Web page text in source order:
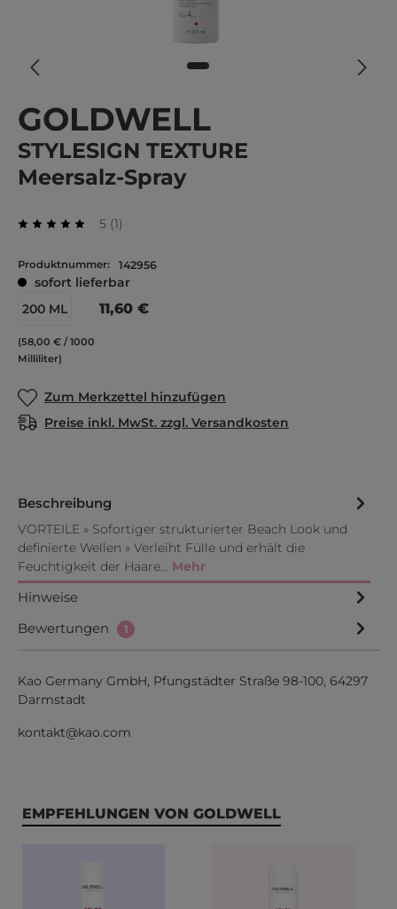
GOLDWELL
STYLESIGN TEXTURE
Meersalz-Spray
5
Durchschnittliche Bewertung von 5 von 5
(1)
Bewertung
Produktnummer: 142956
sofort lieferbar
200 ML
(58,00 € / 1000
Milliliter)
11,60 €
Zum Merkzettel hinzufügen
Preise inkl. MwSt. zzgl. Versandkosten
Beschreibung
VORTEILE » Sofortiger strukturierter Beach Look und
definierte Wellen » Verleiht Fülle und erhält die
Feuchtigkeit der Haare… Mehr
Hinweise
Bewertungen
1
Kao Germany GmbH, Pfungstädter Straße 98-100, 64297
Darmstadt
kontakt@kao.com
Produktgalerie überspringen
EMPFEHLUNGEN VON GOLDWELL